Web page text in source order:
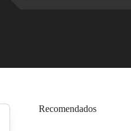
Recomendados